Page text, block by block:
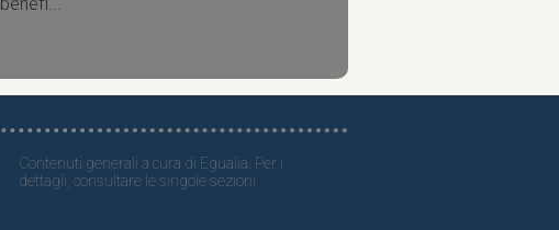
benefi...
Contenuti generali a cura di Egualia. Per i
dettagli, consultare le singole sezioni.